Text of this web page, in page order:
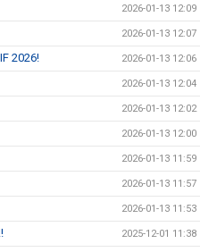
2026-01-13 12:09
2026-01-13 12:07
2026! 2026-01-13 12:06
2026-01-13 12:04
2026-01-13 12:02
2026-01-13 12:00
2026-01-13 11:59
2026-01-13 11:57
2026-01-13 11:53
2025-12-01 11:38